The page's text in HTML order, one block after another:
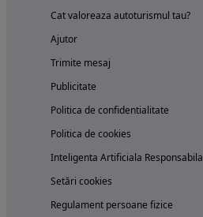
Cat valoreaza autoturismul tau?
Ajutor
Trimite mesaj
Publicitate
Politica de confidentialitate
Politica de cookies
Inteligenta Artificiala Responsabila
Setări cookies
Regulament persoane fizice